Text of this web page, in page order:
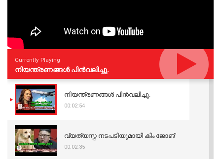
Currently Playing
നിയന്ത്രണങ്ങള്‍ പിന്‍വലിച്ചു.
നിയന്ത്രണങ്ങള്‍ പിന്‍വലിച്ചു.
00:02:54
വ്യത്യസ്ത നടപടിയുമായി കിം ജോങ്
00:02:35